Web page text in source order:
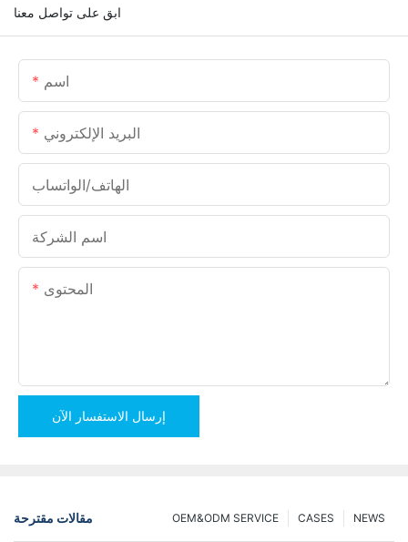
ابق على تواصل معنا
اسم
البريد الإلكتروني
الهاتف/الواتساب
اسم الشركة
المحتوى
إرسال الاستفسار الآن
مقالات مقترحة NEWS
CASES
OEM&ODM SERVICE